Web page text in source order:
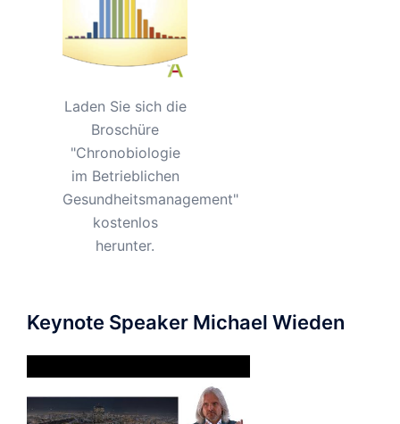
Laden Sie sich die
Broschüre
"Chronobiologie
im Betrieblichen
Gesundheitsmanagement"
kostenlos
herunter.
Keynote Speaker Michael Wieden